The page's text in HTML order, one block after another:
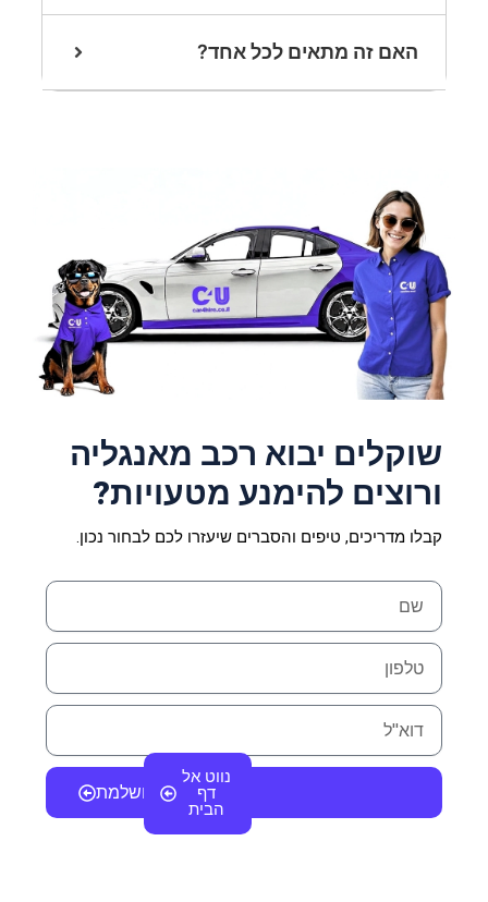
האם זה מתאים לכל אחד?
שוקלים יבוא רכב מאנגליה
ורוצים להימנע מטעויות?
קבלו מדריכים, טיפים והסברים שיעזרו לכם לבחור נכון.
N
m
e
P
o
n
E
a
i
מצא עסקה מושלמת
נווט אל
דף
הבית